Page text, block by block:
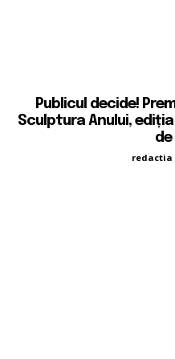
Publicul decide!
Sculptura Anului,
de
redactia